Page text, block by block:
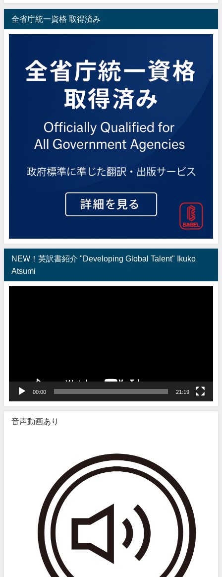
全省庁統一資格 取得済み
NEW！英訳書紹介 "Developing Global Talent" Ikuko
Atsumi
00:00 21:19
音声動画あり